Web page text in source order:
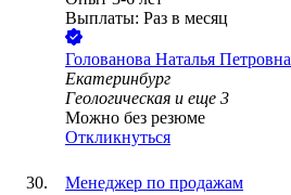
Выплаты: Раз в месяц
Голованова Наталья Петровна
Екатеринбург
Геологическая и еще 3
Можно без резюме
Откликнуться
Менеджер по продажам